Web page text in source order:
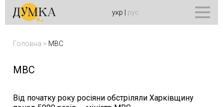
укр рус
Головна > МВС
МВС
Від початку року росіяни обстріляли Харківщину